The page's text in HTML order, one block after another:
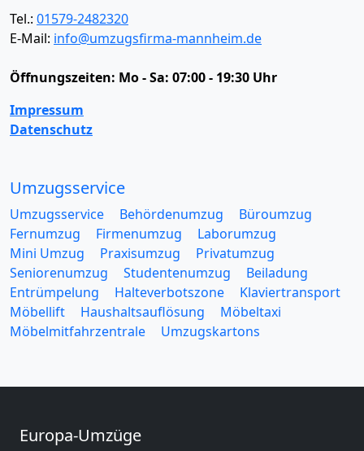
Tel.: 01579-2482320
E-Mail: info@umzugsfirma-mannheim.de
Öffnungszeiten: Mo - Sa: 07:00 - 19:30 Uhr
Impressum
Datenschutz
Umzugsservice
Umzugsservice Behördenumzug
Büroumzug
Fernumzug
Firmenumzug
Laborumzug
Mini Umzug
Praxisumzug
Privatumzug
Seniorenumzug
Studentenumzug
Beiladung
Entrümpelung
Halteverbotszone
Klaviertransport
Möbellift
Haushaltsauflösung
Möbeltaxi
Möbelmitfahrzentrale
Umzugskartons
Europa-Umzüge